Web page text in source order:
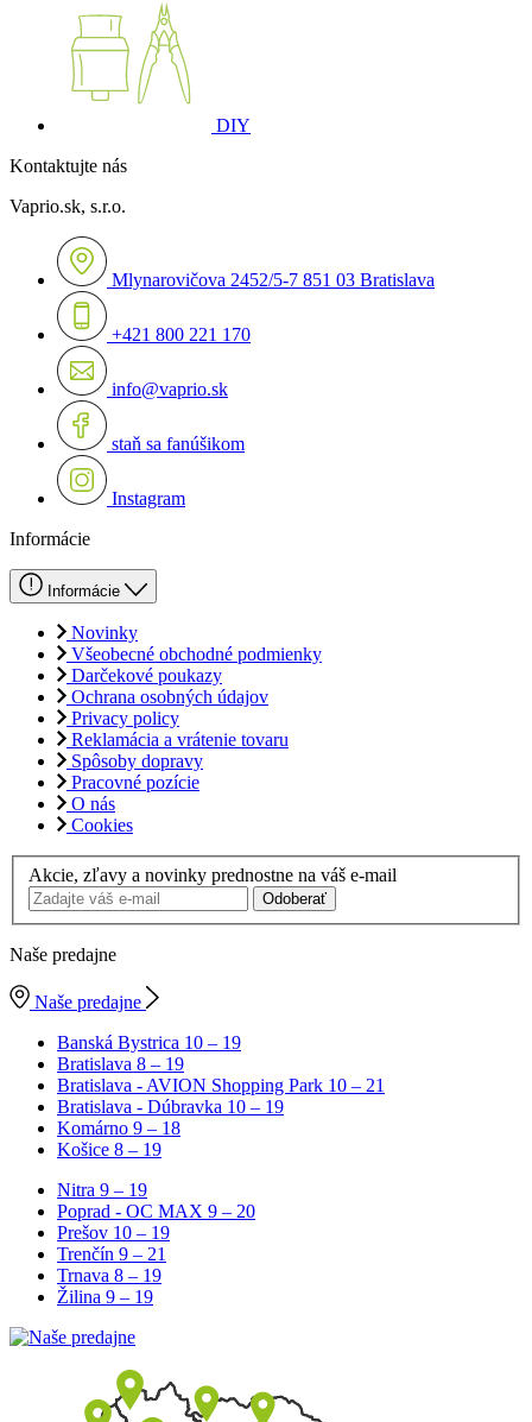
DIY
Kontaktujte nás
Vaprio.sk, s.r.o.
Mlynarovičova 2452/5-7 851 03 Bratislava
+421 800 221 170
info@vaprio.sk
staň sa fanúšikom
Instagram
Informácie
Informácie
Novinky
Všeobecné obchodné podmienky
Darčekové poukazy
Ochrana osobných údajov
Privacy policy
Reklamácia a vrátenie tovaru
Spôsoby dopravy
Pracovné pozície
O nás
Cookies
Akcie, zľavy a novinky prednostne na váš e-mail
Odoberať
Naše predajne
Naše predajne
Banská Bystrica 10 – 19
Bratislava 8 – 19
Bratislava - AVION Shopping Park 10 – 21
Bratislava - Dúbravka 10 – 19
Komárno 9 – 18
Košice 8 – 19
Nitra 9 – 19
Poprad - OC MAX 9 – 20
Prešov 10 – 19
Trenčín 9 – 21
Trnava 8 – 19
Žilina 9 – 19